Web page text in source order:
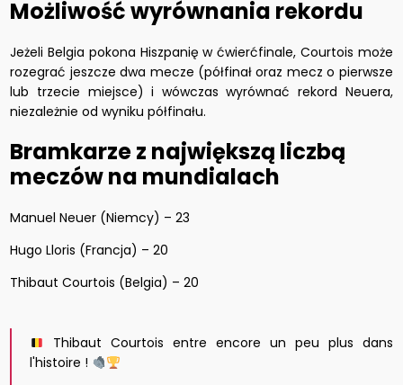
Możliwość wyrównania rekordu
Jeżeli Belgia pokona Hiszpanię w ćwierćfinale, Courtois może
rozegrać jeszcze dwa mecze (półfinał oraz mecz o pierwsze
lub trzecie miejsce) i wówczas wyrównać rekord Neuera,
niezależnie od wyniku półfinału.
Bramkarze z największą liczbą
meczów na mundialach
Manuel Neuer (Niemcy) – 23
Hugo Lloris (Francja) – 20
Thibaut Courtois (Belgia) – 20
Thibaut Courtois entre encore un peu plus dans
l'histoire !